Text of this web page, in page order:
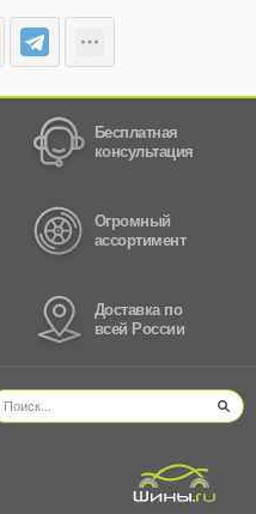
Бесплатная
консультация
Огромный
ассортимент
Доставка по
всей России